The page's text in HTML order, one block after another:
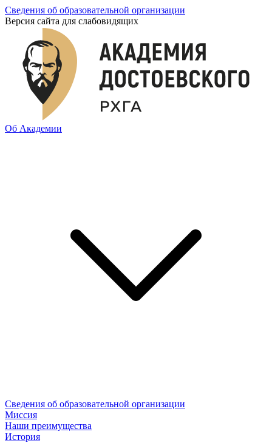
Сведения об образовательной организации
Версия сайта для слабовидящих
Об Академии
Сведения об образовательной организации
Миссия
Наши преимущества
История